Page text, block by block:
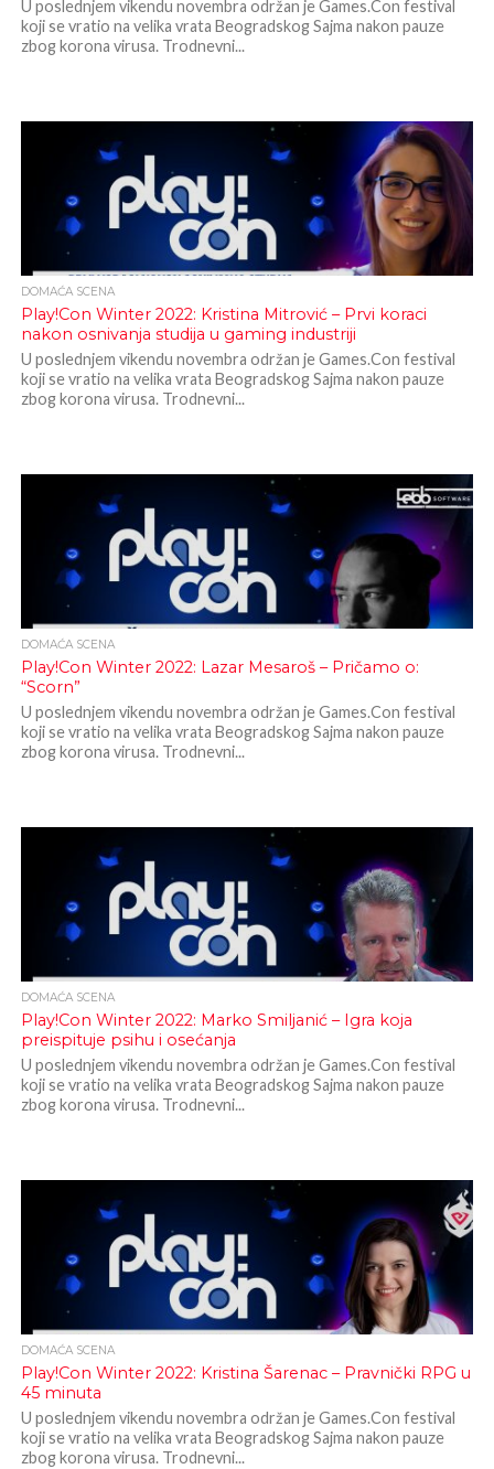
U poslednjem vikendu novembra održan je Games.Con festival
koji se vratio na velika vrata Beogradskog Sajma nakon pauze
zbog korona virusa. Trodnevni...
DOMAĆA SCENA
Play!Con Winter 2022: Kristina Mitrović – Prvi koraci
nakon osnivanja studija u gaming industriji
U poslednjem vikendu novembra održan je Games.Con festival
koji se vratio na velika vrata Beogradskog Sajma nakon pauze
zbog korona virusa. Trodnevni...
DOMAĆA SCENA
Play!Con Winter 2022: Lazar Mesaroš – Pričamo o:
“Scorn”
U poslednjem vikendu novembra održan je Games.Con festival
koji se vratio na velika vrata Beogradskog Sajma nakon pauze
zbog korona virusa. Trodnevni...
DOMAĆA SCENA
Play!Con Winter 2022: Marko Smiljanić – Igra koja
preispituje psihu i osećanja
U poslednjem vikendu novembra održan je Games.Con festival
koji se vratio na velika vrata Beogradskog Sajma nakon pauze
zbog korona virusa. Trodnevni...
DOMAĆA SCENA
Play!Con Winter 2022: Kristina Šarenac – Pravnički RPG u
45 minuta
U poslednjem vikendu novembra održan je Games.Con festival
koji se vratio na velika vrata Beogradskog Sajma nakon pauze
zbog korona virusa. Trodnevni...